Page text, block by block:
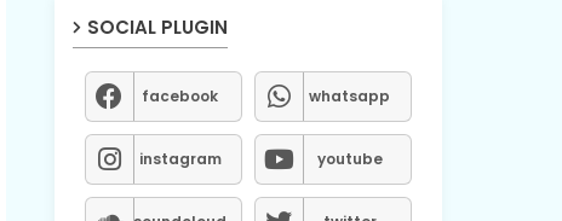
SOCIAL PLUGIN
facebook whatsapp
instagram youtube